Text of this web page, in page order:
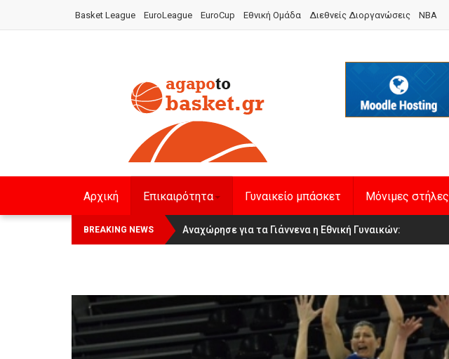
Basket League EuroLeague EuroCup Εθνική Ομάδα Διεθνείς Διοργανώσεις NBA
Αρχική Επικαιρότητα Γυναικείο μπάσκετ Μόνιμες στήλες
BREAKING NEWS Οι Πάνθηρες Καβάλας στην Women Basketball League 1
Αναχώρησε για τα Γιάννενα η Εθνική Γυναικών: